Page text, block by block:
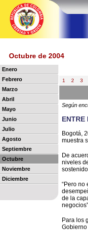
Octubre de 2004
Enero
Febrero
Marzo
Abril
Mayo
Junio
Julio
Agosto
Septiembre
Octubre
Noviembre
Diciembre
1 2 3
Según
ENTRE
Bogotá,
muestra
De
niveles
“Pero no
de la
Para los